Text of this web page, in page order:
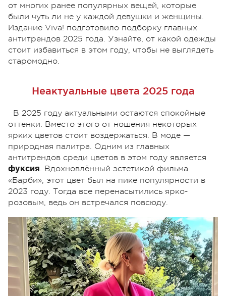
от многих ранее популярных вещей, которые
были чуть ли не у каждой девушки и женщины.
Издание Viva! подготовило подборку главных
антитрендов 2025 года. Узнайте, от какой одежды
стоит избавиться в этом году, чтобы не выглядеть
старомодно.
Неактуальные цвета 2025 года
В 2025 году актуальными остаются спокойные
оттенки. Вместо этого от ношения некоторых
ярких цветов стоит воздержаться. В моде —
природная палитра. Одним из главных
антитрендов среди цветов в этом году является
фуксия. Вдохновлённый эстетикой фильма
«Барби», этот цвет был на пике популярности в
2023 году. Тогда все перенасытились ярко-
розовым, ведь он встречался повсюду.